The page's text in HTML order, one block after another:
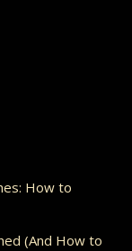
How to
(And How to